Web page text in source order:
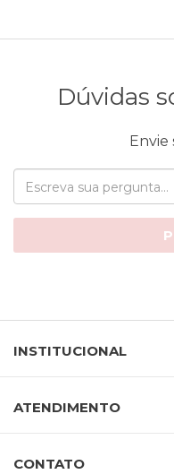
Dúvidas
INSTITUCIONAL
ATENDIMENTO
CONTATO